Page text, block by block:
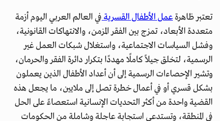
تعتبر ظاهرةعمل الأطفال القسريةفي العالم العربي اليوم أزمة
متعددة الأبعاد، تمزج بين الفقر المزمن، والانتهاكات القانونية،
وفشل السياسات الاجتماعية، واستغلال شبكات العمل غير
الرسمية، لتخلق جيلاً كاملًا مهددًا بتكرار دائرة الفقر والحرمان،
وتشير الإحصاءات الرسمية إلى أن أعداد الأطفال الذين يعملون
بشكل قسري أو في أعمال خطرة تصل إلى ملايين، ما يجعل هذه
القضية واحدة من أكثر التحديات الإنسانية استعصاءً على الحل
في المنطقة، وتستدعي استجابة عاجلة وشاملة من الحكومات